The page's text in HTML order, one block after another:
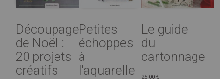
Découpage
de Noël :
20 projets
créatifs
Petites
échoppes
à
l'aquarelle
Le guide
du
cartonnage
25,00 €